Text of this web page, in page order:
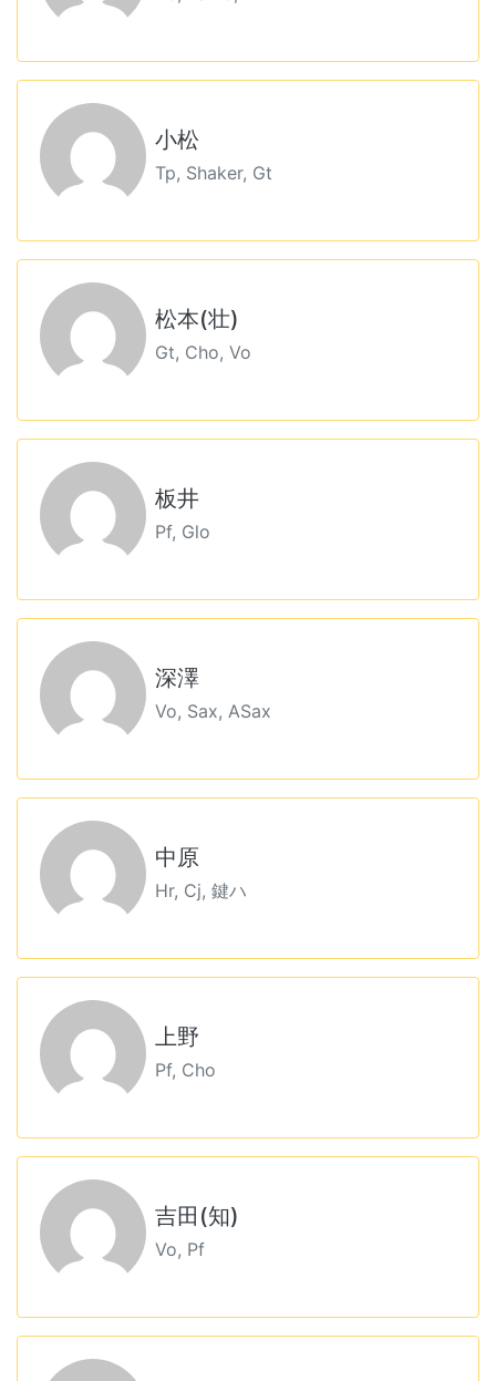
小松
Tp, Shaker, Gt
松本(壮)
Gt, Cho, Vo
板井
Pf, Glo
深澤
Vo, Sax, ASax
中原
Hr, Cj, 鍵ハ
上野
Pf, Cho
吉田(知)
Vo, Pf